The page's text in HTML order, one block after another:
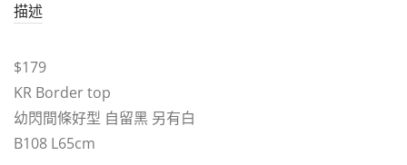
描述
$179
KR Border top
幼閃間條好型 自留黑 另有白
B108 L65cm